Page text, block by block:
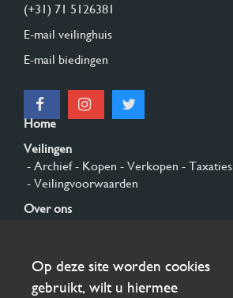
(+31) 71 5126381
E-mail veilinghuis
E-mail biedingen
Home
Veilingen
- Archief- Kopen - Verkopen - Taxaties
- Veilingvoorwaarden
Over ons
Aanmelden
Op deze site worden cookies
gebruikt, wilt u hiermee